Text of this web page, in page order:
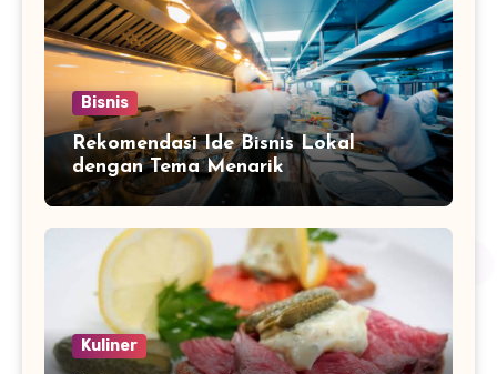
Bisnis
Rekomendasi Ide Bisnis Lokal
dengan Tema Menarik
Kuliner